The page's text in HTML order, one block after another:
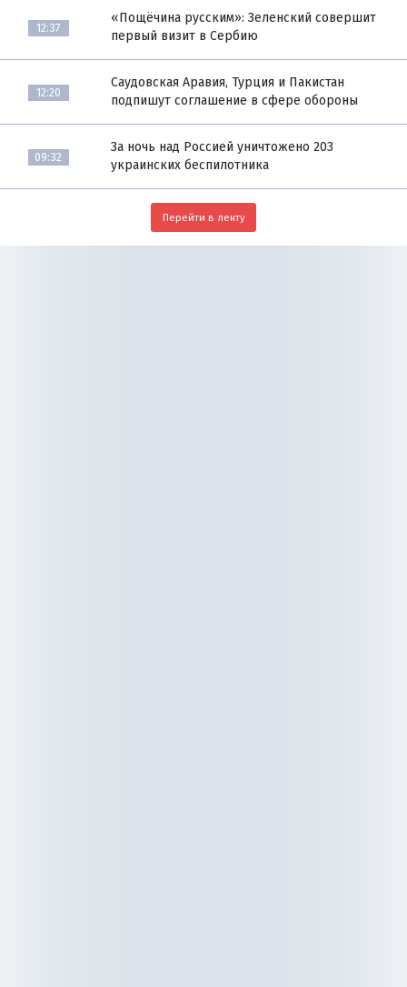
12:37
«Пощёчина русским»: Зеленский совершит
первый визит в Сербию
12:20
Саудовская Аравия, Турция и Пакистан
подпишут соглашение в сфере обороны
09:32
За ночь над Россией уничтожено 203
украинских беспилотника
Перейти в ленту